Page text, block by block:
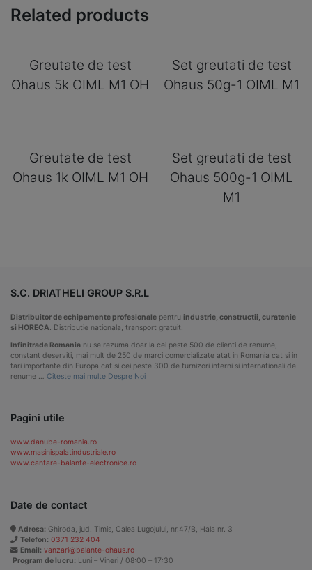
Related products
Greutate de test
Ohaus 5k OIML M1 OH
Set greutati de test
Ohaus 50g-1 OIML M1
Greutate de test
Ohaus 1k OIML M1 OH
Set greutati de test
Ohaus 500g-1 OIML
M1
S.C. DRIATHELI GROUP S.R.L
Distribuitor de echipamente profesionale pentru industrie, constructii, curatenie
si HORECA . Distributie nationala, transport gratuit.
Infinitrade Romania nu se rezuma doar la cei peste 500 de clienti de renume,
constant deserviti, mai mult de 250 de marci comercializate atat in Romania cat si in
tari importante din Europa cat si cei peste 300 de furnizori interni si internationali de
renume … Citeste mai multe Despre Noi
Pagini utile
www.danube-romania.ro
www.masinispalatindustriale.ro
www.cantare-balante-electronice.ro
Date de contact
Adresa: Ghiroda, jud. Timis, Calea Lugojului, nr.47/B, Hala nr. 3
Telefon: 0371 232 404
Email: vanzari@balante-ohaus.ro
Program de lucru: Luni – Vineri / 08:00 – 17:30